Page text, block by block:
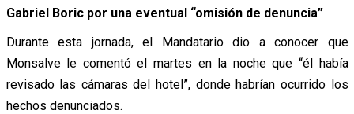
Gabriel Boric por una eventual “omisión de denuncia”
Durante esta jornada, el Mandatario dio a conocer que
Monsalve le comentó el martes en la noche que “él había
revisado las cámaras del hotel”, donde habrían ocurrido los
hechos denunciados.